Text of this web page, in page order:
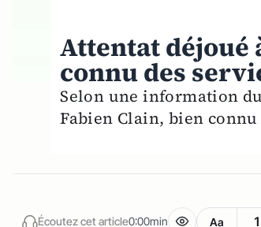
Attentat
connu des
Selon une information
Fabien Clain, bien
Écoutez cet article0:00min Aa